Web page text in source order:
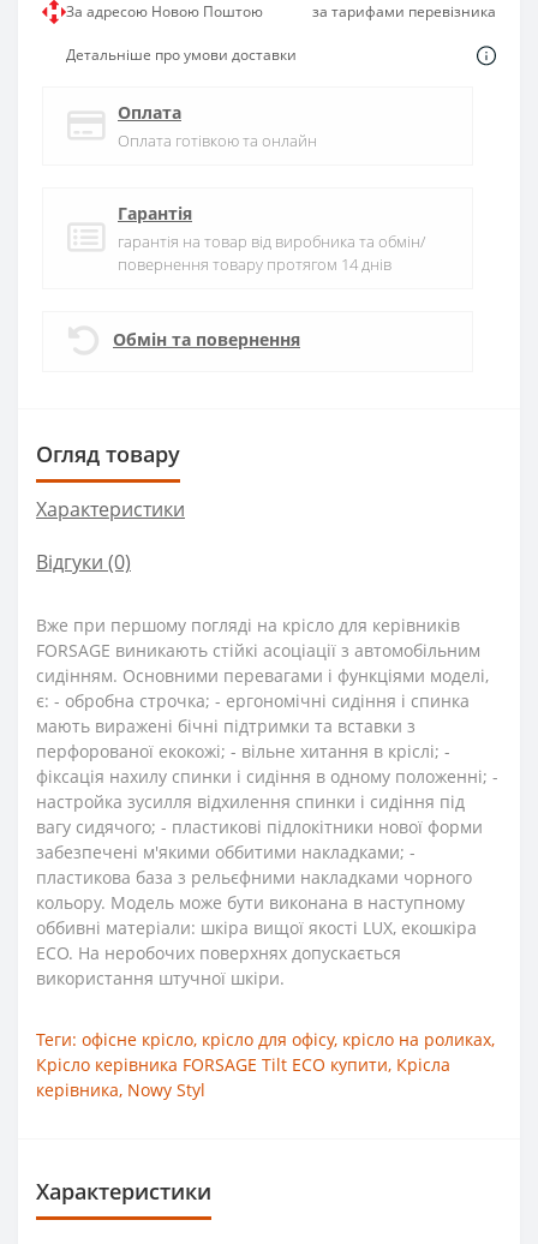
За адресою Новою Поштою за тарифами перевізника
Детальніше про умови доставки
Оплата
Оплата готівкою та онлайн
Гарантія
гарантія на товар від виробника та обмін/
повернення товару протягом 14 днів
Обмін та повернення
Огляд товару
Характеристики
Відгуки (0)
Вже при першому погляді на крісло для керівників
FORSAGE виникають стійкі асоціації з автомобільним
сидінням. Основними перевагами і функціями моделі,
є: - обробна строчка; - ергономічні сидіння і спинка
мають виражені бічні підтримки та вставки з
перфорованої екокожі; - вільне хитання в кріслі; -
фіксація нахилу спинки і сидіння в одному положенні; -
настройка зусилля відхилення спинки і сидіння під
вагу сидячого; - пластикові підлокітники нової форми
забезпечені м'якими оббитими накладками; -
пластикова база з рельєфними накладками чорного
кольору. Модель може бути виконана в наступному
оббивні матеріали: шкіра вищої якості LUX, екошкіра
ECO. На неробочих поверхнях допускається
використання штучної шкіри.
Теги: офісне крісло, крісло для офісу, крісло на роликах,
Крісло керівника FORSAGE Tilt ECO купити, Крісла
керівника, Nowy Styl
Характеристики